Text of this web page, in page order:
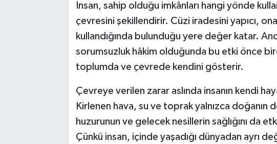
İnsan, sahip olduğu imkânları hangi yönde
çevresini şekillendirir. Cüzi iradesini yapıcı,
kullandığında bulunduğu yere değer katar.
sorumsuzluk hâkim olduğunda bu etki önce
toplumda ve çevrede kendini gösterir.
Çevreye verilen zarar aslında insanın kendi
Kirlenen hava, su ve toprak yalnızca doğanın
huzurunun ve gelecek nesillerin sağlığını da
Çünkü insan, içinde yaşadığı dünyadan ayrı